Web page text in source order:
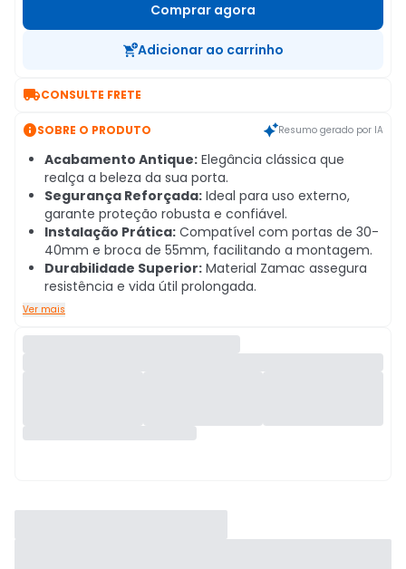
Comprar agora
Adicionar ao carrinho
CONSULTE FRETE
SOBRE O PRODUTO Resumo gerado por IA
Acabamento Antique: Elegância clássica que
realça a beleza da sua porta.
Segurança Reforçada: Ideal para uso externo,
garante proteção robusta e confiável.
Instalação Prática: Compatível com portas de 30-
40mm e broca de 55mm, facilitando a montagem.
Durabilidade Superior: Material Zamac assegura
resistência e vida útil prolongada.
Ver mais